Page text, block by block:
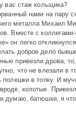
вас стаж кольщика?
нами на пару
металла Михаил
Вместе с
он легко
доброе дело
привезли дрова,
что не влезали в
полешки в топку. И
колотые.
думаю, батюшки, я